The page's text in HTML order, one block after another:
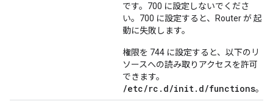
です。700 に設定しないでくださ
い。700 に設定すると、Router が 起
動に失敗します。
権限を 744 に設定すると、以下のリ
ソースへの読み取りアクセスを許可
できます。
/etc/rc.d/init.d/functions。